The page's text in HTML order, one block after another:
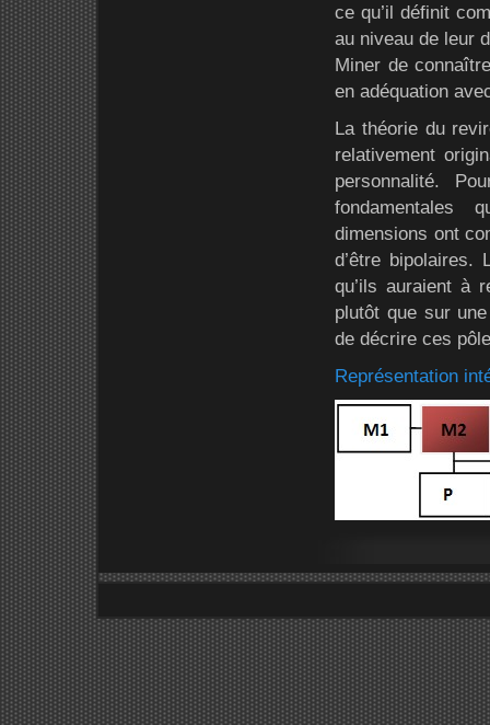
ce qu’il définit
au niveau de leur
Miner de
en adéquation
La théorie du
relativement
personnalité.
fondamentales
dimensions ont
d’être bipolaires.
qu’ils auraient à
plutôt que sur
de décrire ces
Représentation